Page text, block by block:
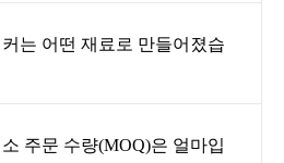
는 어떤 재료로 만들어졌습
주문 수량(MOQ)은 얼마입